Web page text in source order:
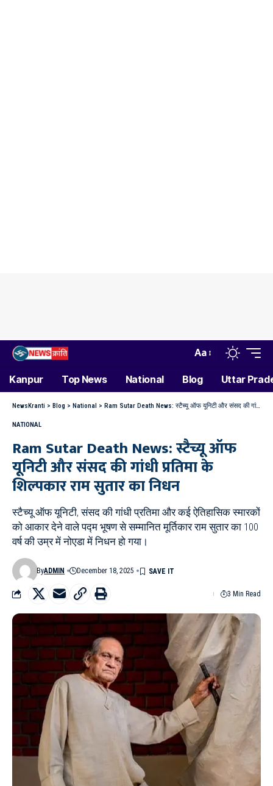
Aa
Kanpur Top News National Blog Uttar
NewsKranti > Blog > National > Ram Sutar Death News: स्टैच्यू ऑफ यूनिटी और संसद की गांधी प्रतिमा के शिल्पकार राम सुतार का निधन
NATIONAL
Ram Sutar Death News: स्टैच्यू ऑफ
यूनिटी और संसद की गांधी प्रतिमा के
शिल्पकार राम सुतार का निधन
स्टैच्यू ऑफ यूनिटी, संसद की गांधी प्रतिमा और कई ऐतिहासिक स्मारकों
को आकार देने वाले पद्म भूषण से सम्मानित मूर्तिकार राम सुतार का 100
वर्ष की उम्र में नोएडा में निधन हो गया।
ByADMIN December 18, 2025
3 Min Read